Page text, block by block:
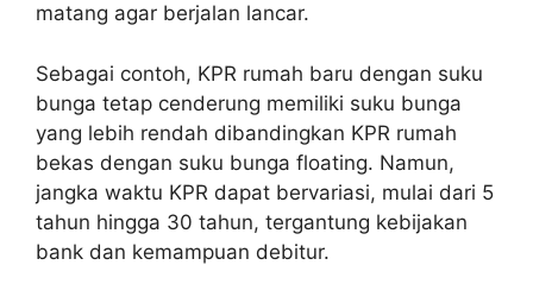
matang agar berjalan lancar.
Sebagai contoh, KPR rumah baru dengan suku
bunga tetap cenderung memiliki suku bunga
yang lebih rendah dibandingkan KPR rumah
bekas dengan suku bunga floating. Namun,
jangka waktu KPR dapat bervariasi, mulai dari 5
tahun hingga 30 tahun, tergantung kebijakan
bank dan kemampuan debitur.